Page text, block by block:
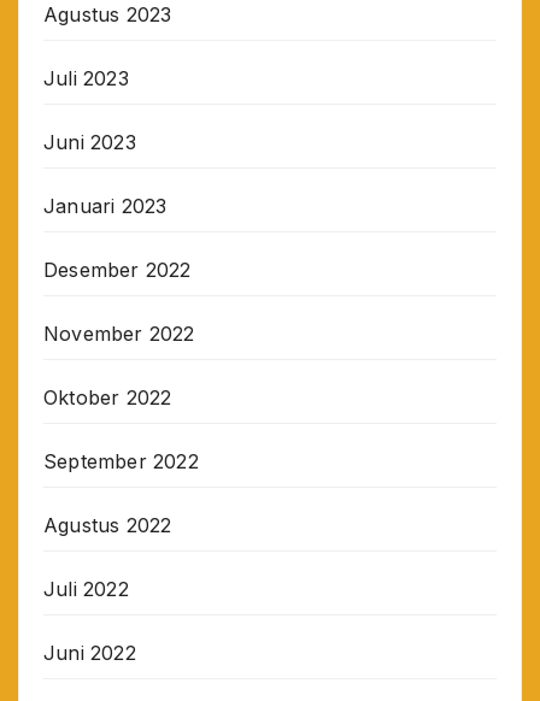
Agustus 2023
Juli 2023
Juni 2023
Januari 2023
Desember 2022
November 2022
Oktober 2022
September 2022
Agustus 2022
Juli 2022
Juni 2022